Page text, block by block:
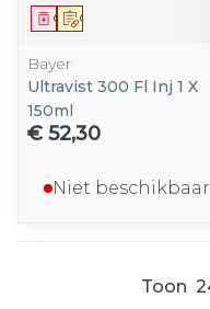
Op voorschrift
Geneesmiddel
Bayer
Ultravist 300 Fl Inj 1 X
150ml
€ 52,30
Niet beschikbaar
Toon